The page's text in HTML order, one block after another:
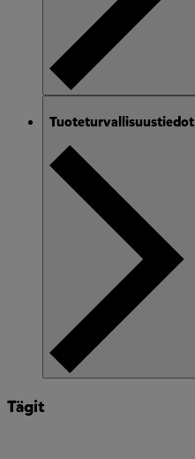
Tuoteturvallisuustiedot
Tägit